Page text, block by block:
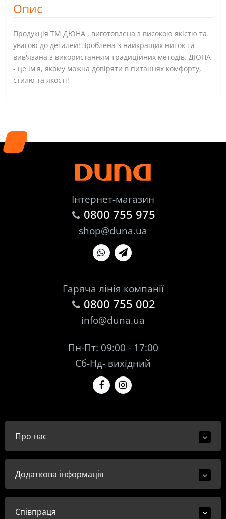
Опис
Продукція ТМ ДЮНА , виготовлена з високою якістю та
увагою до деталей! Зроблена з найкращих ниток та
вив'язана з використанням традиційних методів. ДЮНА
- це ім'я, якому можна довіряти в питаннях комфорту,
стилю та якості!
Інтернет-магазин
0800 755 975
shop@duna.ua
Гаряча лінія компанії
0800 755 002
info@duna.ua
Пн-Пт: 09:00 - 17:00
Сб-Нд- вихідний
Про нас
Додаткова інформація
Співпраця